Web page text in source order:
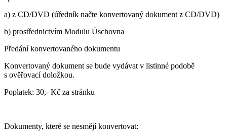
a) z CD/DVD (úředník načte konvertovaný dokument z CD/DVD)
b) prostřednictvím Modulu Úschovna
Předání konvertovaného dokumentu
Konvertovaný dokument se bude vydávat v listinné podobě
s ověřovací doložkou.
Poplatek: 30,- Kč za stránku
Dokumenty, které se nesmějí konvertovat: